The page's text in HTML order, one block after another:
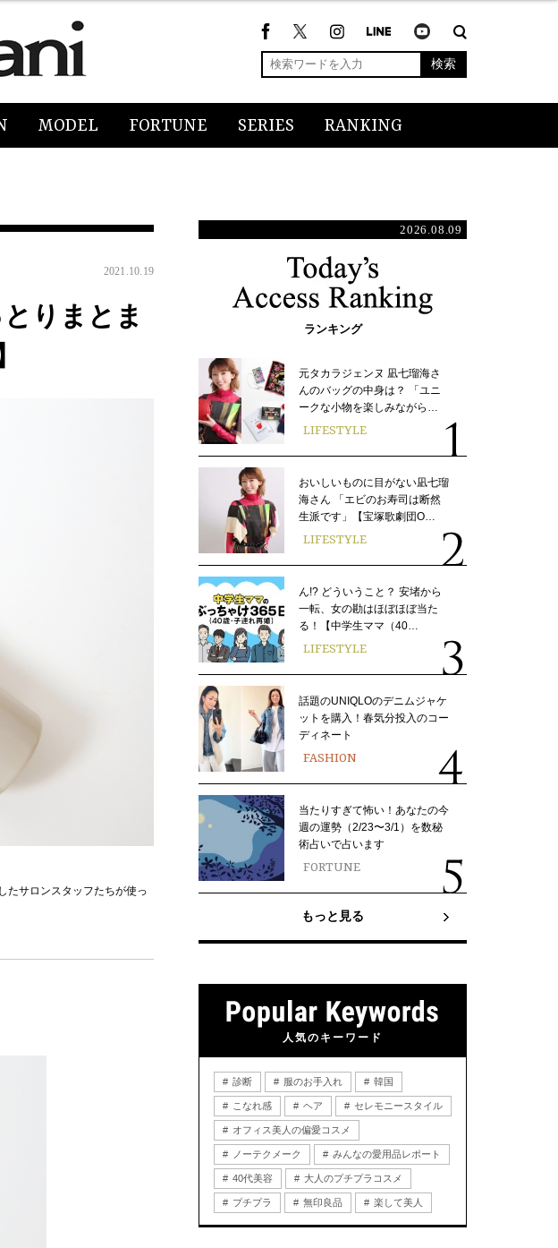
検索
MODEL FORTUNE SERIES RANKING
2021.10.19
りまとま
たサロンスタッフたちが使っ
2026.08.09
ランキング
元タカラジェンヌ 凪七瑠海さ
んのバッグの中身は？ 「ユニ
ークな小物を楽しみながら…
LIFESTYLE
おいしいものに目がない凪七瑠
海さん 「エビのお寿司は断然
生派です」【宝塚歌劇団O…
LIFESTYLE
ん!? どういうこと？ 安堵から
一転、女の勘はほぼほぼ当た
る！【中学生ママ（40…
LIFESTYLE
話題のUNIQLOのデニムジャケ
ットを購入！春気分投入のコー
ディネート
FASHION
当たりすぎて怖い！あなたの今
週の運勢（2/23〜3/1）を数秘
術占いで占います
FORTUNE
もっと見る
人気のキーワード
診断 服のお手入れ 韓国
こなれ感 ヘア セレモニースタイル
オフィス美人の偏愛コスメ
ノーテクメーク みんなの愛用品レポート
40代美容 大人のプチプラコスメ
プチプラ 無印良品 楽して美人